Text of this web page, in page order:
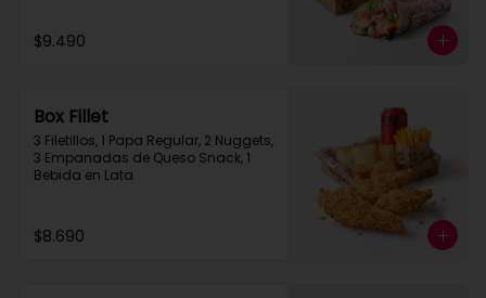
$9.490
Box Fillet
3 Filetillos, 1 Papa Regular, 2 Nuggets,
3 Empanadas de Queso Snack, 1
Bebida en Lata
$8.690